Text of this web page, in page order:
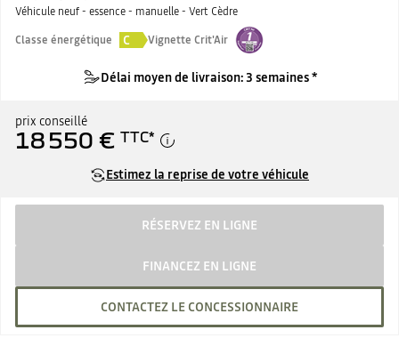
Véhicule neuf - essence - manuelle - Vert Cèdre
Classe énergétique
C Vignette Crit'Air
Délai moyen de livraison: 3 semaines *
prix conseillé
18 550 € TTC*
Estimez la reprise de votre véhicule
RÉSERVEZ EN LIGNE
FINANCEZ EN LIGNE
CONTACTEZ LE CONCESSIONNAIRE